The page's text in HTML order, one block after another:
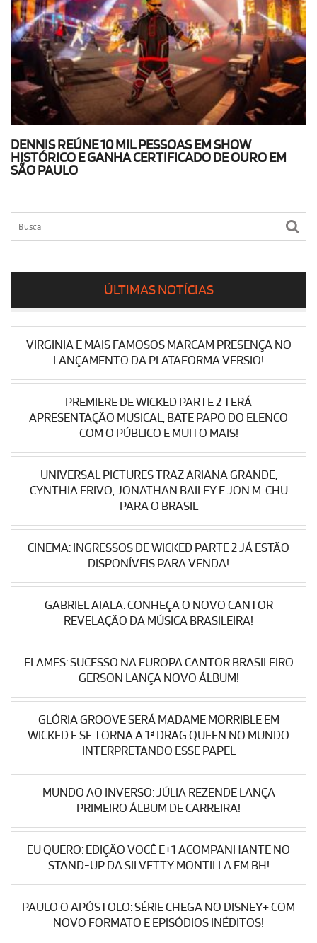
DENNIS REÚNE 10 MIL PESSOAS EM SHOW
HISTÓRICO E GANHA CERTIFICADO DE OURO EM
SÃO PAULO
ÚLTIMAS NOTÍCIAS
VIRGINIA E MAIS FAMOSOS MARCAM PRESENÇA NO
LANÇAMENTO DA PLATAFORMA VERSIO!
PREMIERE DE WICKED PARTE 2 TERÁ
APRESENTAÇÃO MUSICAL, BATE PAPO DO ELENCO
COM O PÚBLICO E MUITO MAIS!
UNIVERSAL PICTURES TRAZ ARIANA GRANDE,
CYNTHIA ERIVO, JONATHAN BAILEY E JON M. CHU
PARA O BRASIL
CINEMA: INGRESSOS DE WICKED PARTE 2 JÁ ESTÃO
DISPONÍVEIS PARA VENDA!
GABRIEL AIALA: CONHEÇA O NOVO CANTOR
REVELAÇÃO DA MÚSICA BRASILEIRA!
FLAMES: SUCESSO NA EUROPA CANTOR BRASILEIRO
GERSON LANÇA NOVO ÁLBUM!
GLÓRIA GROOVE SERÁ MADAME MORRIBLE EM
WICKED E SE TORNA A 1ª DRAG QUEEN NO MUNDO
INTERPRETANDO ESSE PAPEL
MUNDO AO INVERSO: JÚLIA REZENDE LANÇA
PRIMEIRO ÁLBUM DE CARREIRA!
EU QUERO: EDIÇÃO VOCÊ E+1 ACOMPANHANTE NO
STAND-UP DA SILVETTY MONTILLA EM BH!
PAULO O APÓSTOLO: SÉRIE CHEGA NO DISNEY+ COM
NOVO FORMATO E EPISÓDIOS INÉDITOS!